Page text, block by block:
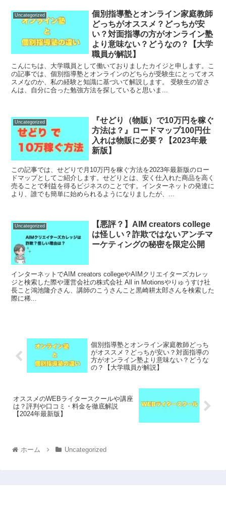
Uncategorized
個別指導塾とオンライン家庭教師
どっちがオススメ？どっちが安
い？対面指導の方がオンライン塾
より意味ない？どうなの？【大学
職員が解説】
こんにちは、大学職員として働いておりましたカイジと申します。こ
の記事では、個別指導塾とオンラインのどちらが受験生にとってオス
スメなのか、私の経験と知識に基づいて解説します。 受験生の皆さ
んは、自分に合った勉強方法を探していると思いま...
Uncategorized
『せどり（物販）で10万円を稼ぐ
方法は？』ロードマップ100円仕
入れは物販に必要？【2023年最
新版】
この記事では、せどりで月10万円を稼ぐ方法を2023年最新版のロー
ドマップとしてご紹介します。せどりとは、安く仕入れた商品を高く
売ることで利益を得るビジネスのことです。インターネットの発達に
より、誰でも簡単に始められるようになりましたが、...
Uncategorized
【悪評？】AIM creators college
は怪しい？詐欺ではないアンチマ
ーケティングの秘密を限定公開
インターネットでAIM creators collegeやAIMクリエイターズカレッ
ジと検索した際や運営会社の株式会社 All in Motionsやりゅうすけ社
長こと鴻池隆介さん、講師のこうさんこと黒崎耕太郎さんを検索した
際に稀...
個別指導塾とオンライン家庭教師どっち
がオススメ？どっちが安い？対面指導の
方がオンライン塾より意味ない？どうな
の？【大学職員が解説】
オススメのWEBライタースクールや講座
は？評判や口コミ・料金を徹底解説
【2024年最新版】
ホーム Uncategorized